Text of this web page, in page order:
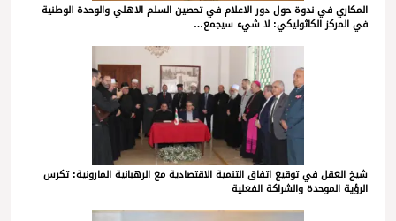
المكاري في ندوة حول دور الاعلام في تحصين السلم الاهلي والوحدة الوطنية
في المركز الكاثوليكي: لا شيء سيجمع…
شيخ العقل في توقيع اتفاق التنمية الاقتصادية مع الرهبانية المارونية: تكرس
الرؤية الموحدة والشراكة الفعلية